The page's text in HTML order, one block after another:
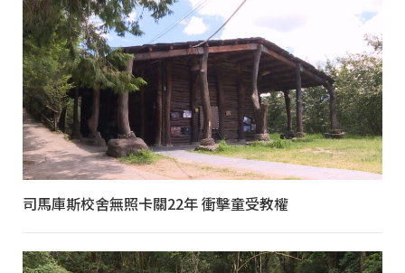
司馬庫斯校舍無照卡關22年 衝擊童受教權